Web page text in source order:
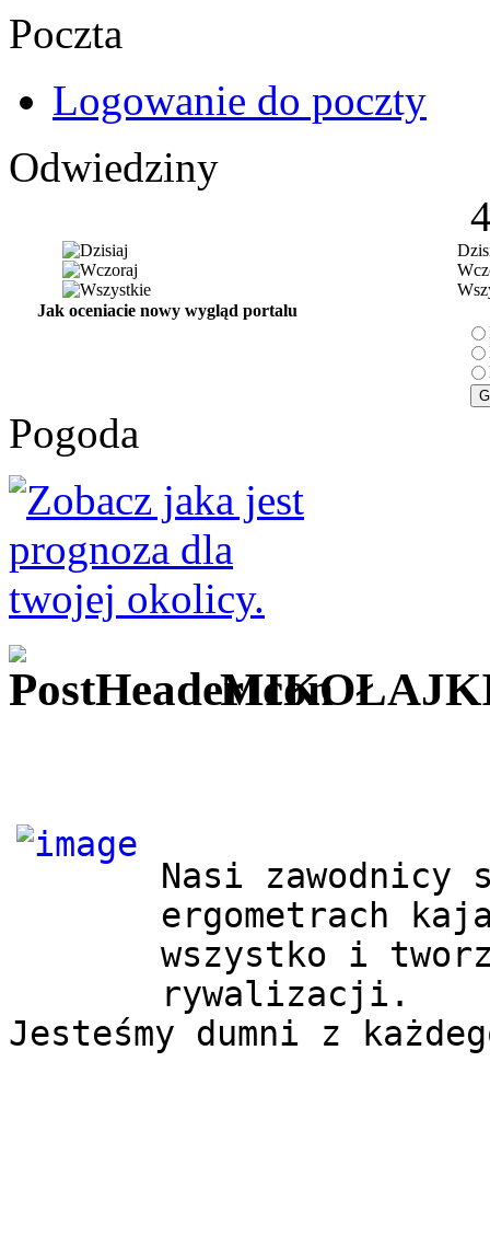
Poczta
Logowanie do poczty
Odwiedziny
Jak oceniacie nowy wygląd portalu
Pogoda
Nasi zawodnicy
ergometrach
wszystko i
rywalizacji.
Jesteśmy dumni z